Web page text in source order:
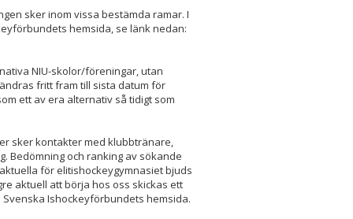
sker inom vissa bestämda ramar. I
hemsida, se länk nedan:
NIU-skolor/föreningar, utan
fritt fram till sista datum för
ett av era alternativ så tidigt som
sker kontakter med klubbtränare,
Bedömning och ranking av sökande
för elitishockeygymnasiet bjuds
aktuell att börja hos oss skickas ett
Ishockeyförbundets hemsida.